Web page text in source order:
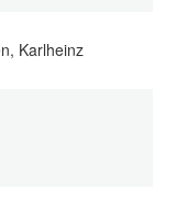
Karlheinz